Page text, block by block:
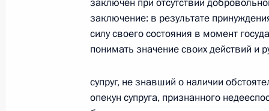
Федеральный закон от
процессуального кодекса Российской
26 июля 2026 года
заключение: в результате
силу своего состояния в момент
понимать значение своих действий и
супруг, не знавший о наличии
опекун супруга, признанного